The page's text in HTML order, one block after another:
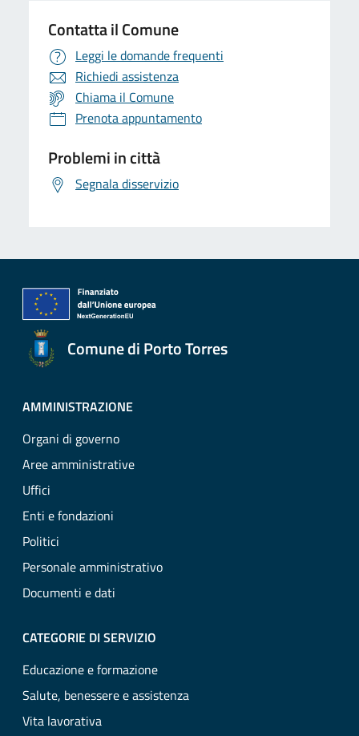
Contatta il Comune
Leggi le domande frequenti
Richiedi assistenza
Chiama il Comune
Prenota appuntamento
Problemi in città
Segnala disservizio
Comune di Porto Torres
AMMINISTRAZIONE
Organi di governo
Aree amministrative
Uffici
Enti e fondazioni
Politici
Personale amministrativo
Documenti e dati
CATEGORIE DI SERVIZIO
Educazione e formazione
Salute, benessere e assistenza
Vita lavorativa